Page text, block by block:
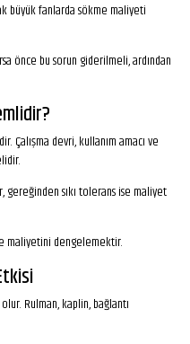
büyük fanlarda sökme maliyeti
önce bu sorun giderilmeli, ardından
Çalışma devri, kullanım amacı ve
sıkı tolerans ise maliyet
maliyetini dengelemektir.
Rulman, kaplin, bağlantı